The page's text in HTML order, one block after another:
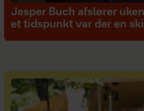
Jesper Buch afslører
et tidspunkt var der en